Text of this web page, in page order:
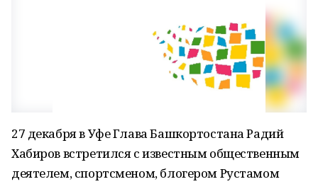
27 декабря в Уфе Глава Башкортостана Радий
Хабиров встретился с известным общественным
деятелем, спортсменом, блогером Рустамом